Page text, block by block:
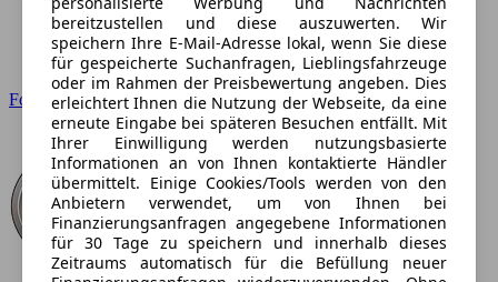
Ford
bereitzustellen und diese auszuwerten. Wir
speichern Ihre E-Mail-Adresse lokal, wenn Sie diese
für gespeicherte Suchanfragen, Lieblingsfahrzeuge
oder im Rahmen der Preisbewertung angeben. Dies
erleichtert Ihnen die Nutzung der Webseite, da eine
erneute Eingabe bei späteren Besuchen entfällt. Mit
Ihrer Einwilligung werden nutzungsbasierte
Informationen an von Ihnen kontaktierte Händler
übermittelt. Einige Cookies/Tools werden von den
Anbietern verwendet, um von Ihnen bei
Finanzierungsanfragen angegebene Informationen
für 30 Tage zu speichern und innerhalb dieses
Zeitraums automatisch für die Befüllung neuer